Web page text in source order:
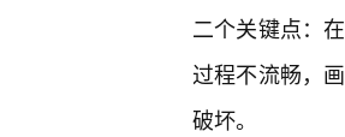
二个关键点：
过程不流畅，
破坏。